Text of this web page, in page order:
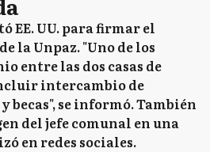
EE. UU. para firmar el
la Unpaz. "Uno de los
entre las dos casas de
intercambio de
becas", se informó. También
del jefe comunal en una
en redes sociales.